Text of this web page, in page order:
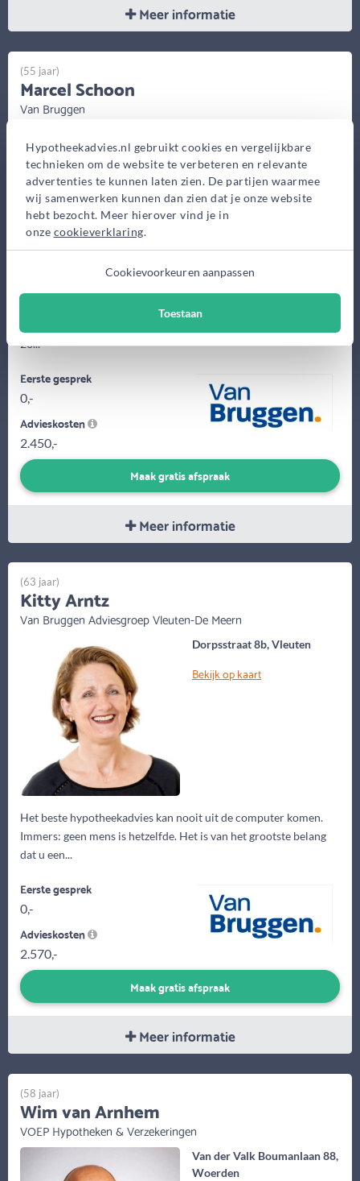
Hypotheekadvies.nl gebruikt cookies en vergelijkbare
technieken om de website te verbeteren en relevante
advertenties te kunnen laten zien. De partijen waarmee
wij samenwerken kunnen dan zien dat je onze website
hebt bezocht. Meer hierover vind je in
onze cookieverklaring.
Cookievoorkeuren aanpassen
Toestaan
Meer informatie
Kantoren
Laan Nieuwer-Amstel 3,
Amstelveen
Deymanstraat 18F,
Amsterdam
Door goed naar mijn klanten te luisteren kan ik samen met mijn
23...
(55 jaar)
Marcel Schoon
Van Bruggen
Eerste gesprek
0,-
Advieskosten
2.450,-
Maak gratis afspraak
Meer informatie
Dorpsstraat 8b, Vleuten
Bekijk op kaart
Het beste hypotheekadvies kan nooit uit de computer komen.
Immers: geen mens is hetzelfde. Het is van het grootste belang
dat u een...
(63 jaar)
Kitty Arntz
Van Bruggen Adviesgroep Vleuten-De Meern
Eerste gesprek
0,-
Advieskosten
2.570,-
Maak gratis afspraak
Meer informatie
Van der Valk Boumanlaan 88,
Woerden
(58 jaar)
Wim van Arnhem
VOEP Hypotheken & Verzekeringen